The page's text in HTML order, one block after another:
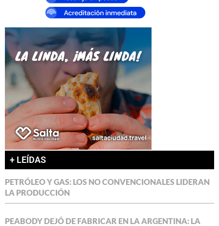
+ LEÍDAS
PETRÓLEO Y GAS: LOS NO CONVENCIONALES LIDERAN
LA PRODUCCIÓN
PEABODY DEJÓ DE FABRICAR EN LA ARGENTINA: LA